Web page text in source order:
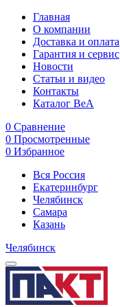
Главная
О компании
Доставка и оплата
Гарантия и сервис
Новости
Статьи и видео
Контакты
Каталог BeA
0 Сравнение
0 Просмотренные
0 Избранное
Вся Россия
Екатеринбург
Челябинск
Самара
Казань
Челябинск